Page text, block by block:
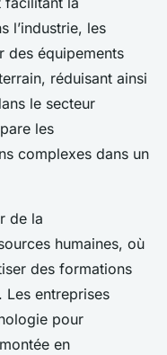
l’industrie, les
des équipements
réduisant ainsi
le secteur
les
complexes dans un
de la
humaines, où
des formations
Les entreprises
pour
en